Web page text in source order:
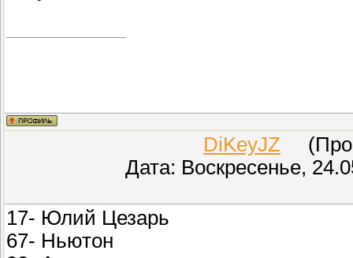
DiKeyJZ
Дата: Воскресенье,
17- Юлий Цезарь
67- Ньютон